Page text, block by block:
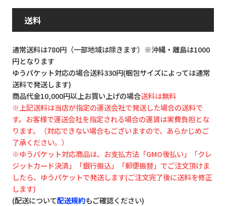
送料
通常送料は780円（一部地域は除きます）※沖縄・離島は1000
円となります
ゆうパケット対応の場合送料330円(梱包サイズによっては通常
送料で発送します)
商品代金10,000円以上お買い上げの場合送料は無料
※上記送料は当店が指定の運送会社で発送した場合の送料で
す。お客様で運送会社を指定される場合の運賃は実費負担とな
ります。（対応できない場合もございますので、あらかじめご
了承ください。）
※ゆうパケット対応商品は、お支払方法「GMO後払い」「クレ
ジットカード決済」「銀行振込」「郵便振替」でご注文頂けま
したら、ゆうパケットで発送します(ご注文完了後に送料を修正
します)
(配送について配送規約もご確認ください)